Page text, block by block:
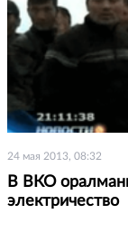
24 мая 2013, 08:32
В ВКО
электричество